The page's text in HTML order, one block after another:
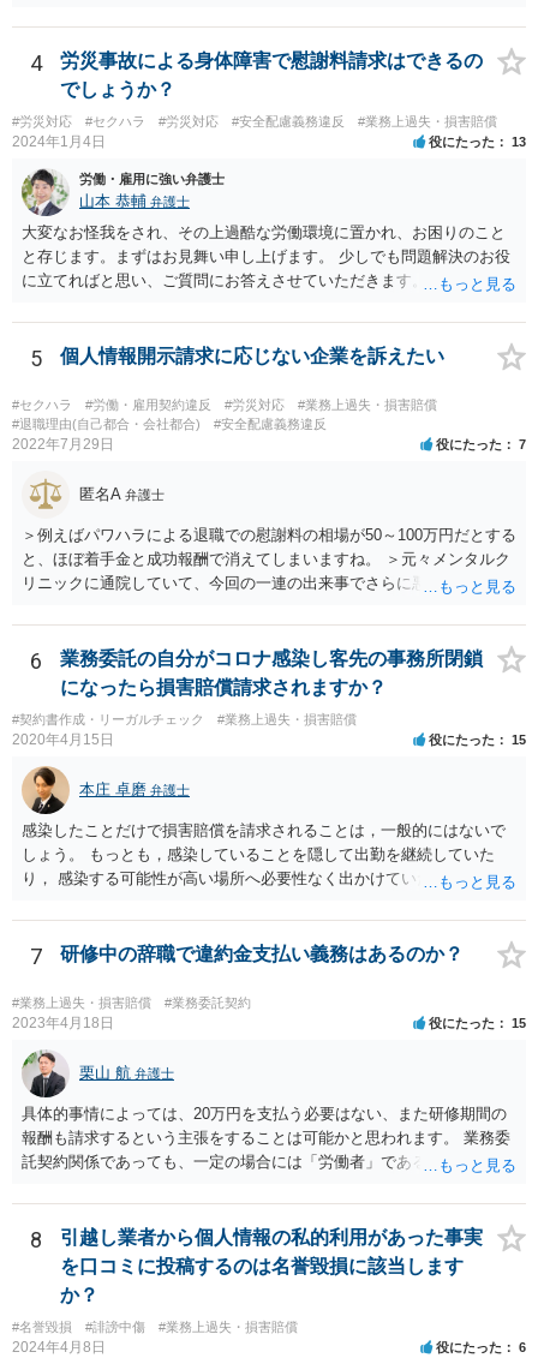
勝ち負けは、法律構成に必要な事実の主張と証拠の的確さに尽きま
す。その意味では「無益的記載事項」です。 法律的に全く意味がな
い主張で、過度に攻撃的な文章ですから、少なくとも記載する必要は
全くない事項です。 こういったことが記載された場合には、完全ス
ルーする方が印象はよいのが普通です。
4
労災事故による身体障害で慰謝料請求はできるの
でしょうか？
#労災対応 #セクハラ #労災対応 #安全配慮義務違反 #業務上過失・損害賠償
2024年1月4日 役にたった 13
労働・雇用に強い弁護士
山本 恭輔 弁護士
大変なお怪我をされ、その上過酷な労働環境に置かれ、お困りのこと
と存じます。まずはお見舞い申し上げます。 少しでも問題解決のお役
に立てればと思い、ご質問にお答えさせていただきます。 ご相談者の
我に関しては労災保険からの給付や会社からの損害賠償が、過重労働
に関しては未払残業代の支払が受けられる可能性がある事案とお見受
けします。 請求が認められる可能性や採るべき手続を検討するには、
様々な事情のヒアリングや証拠資料の検討が必要になるため、今後の
方針の検討も含め、一度面談にて法律相談をされることをおすすめし
ます。
5 個人情報開示請求に応じない企業を訴えたい
#セクハラ #労働・雇用契約違反 #労災対応
#業務上過失・損害賠償
#退職理由(自己都合・会社都合)
#安全配慮義務違反
2022年7月29日 役にたった 7
匿名A 弁護士
＞例えばパワハラによる退職での慰謝料の相場が50～100万円だとする
と、ほぼ着手金と成功報酬で消えてしまいますね。 ＞元々メンタルク
リニックに通院していて、今回の一連の出来事でさらに悪化した事実
万が一、慰謝料請求が認められるにしても金額としては微々たるもの
かと思いますが、依頼する弁護士に詳細を説明したうえで指示を仰い
だ方がいいかと思います。
6
業務委託の自分がコロナ感染し客先の事務所閉鎖
になったら損害賠償請求されますか？
#契約書作成・リーガルチェック #業務上過失・損害賠償
2020年4月15日 役にたった 15
本庄 卓磨 弁護士
感染したことだけで損害賠償を請求されることは，一般的にはないで
しょう。 もっとも，感染していることを隠して出勤を継続していた
り， 感染する可能性が高い場所へ必要性なく出かけていたりした場合
るリスクがあり得ると思います。 もし事業所閉鎖になった場合には損
害が大きくなりますので，注意が必要ですね。
7 研修中の辞職で違約金支払い義務はあるのか？
#業務上過失・損害賠償 #業務委託契約
2023年4月18日 役にたった 15
栗山 航 弁護士
具体的事情によっては、20万円を支払う必要はない、また研修期間の
報酬も請求するという主張をすることは可能かと思われます。 業務委
託契約関係であっても、一定の場合には「労働者」であるとして労働
属性が認められる場合、すなわち、①使用者の指揮監督下において労
務の提供をする者であること、②労務に対する対償を支払われる者で
あることという２つの要件を満たした場合に認められるとされます。
この判断は、様々な個別的事情に照らして総合的に判断されるもので
す。 「労働者」であるといえる場合、20万円の違約金を予定する規
定は、労働基準法16条違反となります。したがって、「労働者」であ
ると主張し、労働基準法16条を根拠に20万円の支払を拒むことは考え
8
引越し業者から個人情報の私的利用があった事実
を口コミに投稿するのは名誉毀損に該当します
か？
#名誉毀損 #誹謗中傷 #業務上過失・損害賠償
2024年4月8日 役にたった 6